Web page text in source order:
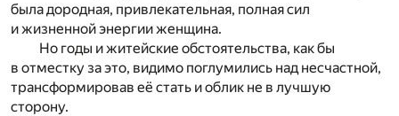
была дородная, привлекательная, полная сил
и жизненной энергии женщина.
Но годы и житейские обстоятельства, как бы
в отместку за это, видимо поглумились над несчастной,
трансформировав её стать и облик не в лучшую
сторону.